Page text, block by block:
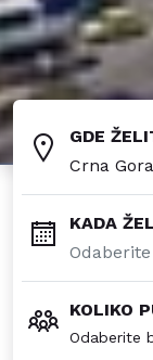
GDE
Crna Gora
KADA
KOLIKO
Odaberite